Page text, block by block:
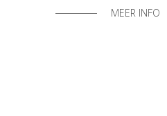
MEER INFO